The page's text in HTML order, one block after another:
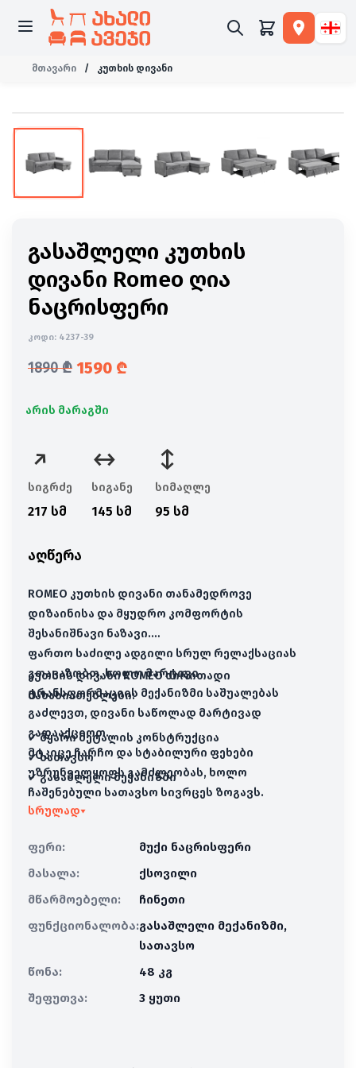
მთავარი / კუთხის დივანი
ახალი
გასაშლელი კუთხის
დივანი Romeo ღია
ნაცრისფერი
კოდი: 4237-39
1890₾
საწყისი ფასი იყო: 1890 ₾.
1590 ₾
მიმდინარე ფასია: 1590 ₾.
არის მარაგში
სიგრძე
217 სმ
სიგანე
145 სმ
სიმაღლე
95 სმ
აღწერა
ROMEO კუთხის დივანი თანამედროვე
დიზაინისა და მყუდრო კომფორტის
შესანიშნავი ნაზავი.
ფართო საძილე ადგილი სრულ რელაქსაციას
გთავაზობთ, ხოლო მარტივი
ტრანსფორმაციის მექანიზმი საშუალებას
გაძლევთ, დივანი საწოლად მარტივად
გადააქციოთ.
მტკიცე ჩარჩო და სტაბილური ფეხები
უზრუნველყოფს გამძლეობას, ხოლო
ჩაშენებული სათავსო სივრცეს ზოგავს.
ელასტიური პოლიურეთანის ქაფის შიგთავსი
მხარდაჭერას ყოველდღიური
კომფორტისთვის.
კუთხის დივანი ROMEO ძირითადი
მახასიათებლები:
✔ მყარი მეტალის კონსტრუქცია
✔ სათავსო
✔ გასაშლელი მექანიზმი
სრულად▾
ფერი:
მუქი ნაცრისფერი
მასალა:
ქსოვილი
მწარმოებელი:
ჩინეთი
ფუნქციონალობა:გასაშლელი მექანიზმი,
სათავსო
წონა:
48 კგ
შეფუთვა:
3 ყუთი